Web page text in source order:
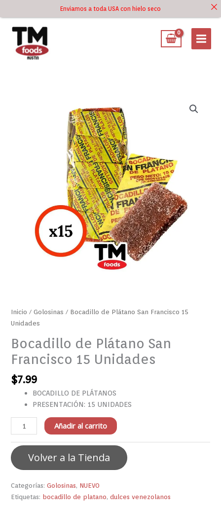
Enviamos a toda USA con hielo seco
al
contenido
Inicio /Golosinas / Bocadillo de Plátano San Francisco 15
Unidades
Bocadillo de Plátano San
Francisco 15 Unidades
$7.99
BOCADILLO DE PLÁTANOS
PRESENTACIÓN: 15 UNIDADES
Añadir al carrito
Volver a la Tienda
Categorías:Golosinas, NUEVO
Etiquetas: bocadillo de platano,dulces venezolanos